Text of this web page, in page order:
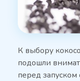
К выбору
подошли
перед